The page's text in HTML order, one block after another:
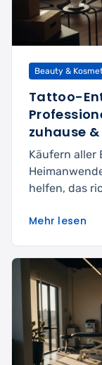
Beauty &
Tattoo-
zuhause
Käufern aller
helfen, das
Mehr lesen